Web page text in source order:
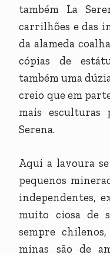
também La
carrilhões e das
da alameda
cópias de
também uma
creio que em
mais
Serena.
Aqui a lavoura se
pequenos
independentes,
muito ciosa de
sempre
minas são de